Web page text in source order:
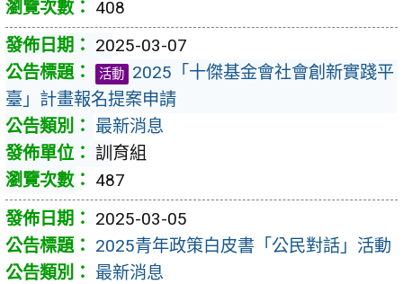
408
2025-03-07
活動 2025「十傑基金會社會創新實踐平
臺」計畫報名提案申請
最新消息
訓育組
487
2025-03-05
2025青年政策白皮書「公民對話」活動
最新消息